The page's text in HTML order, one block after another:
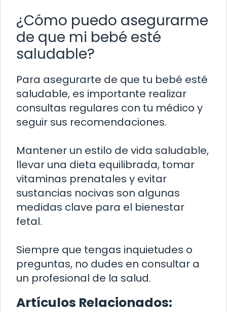
¿Cómo puedo asegurarme
de que mi bebé esté
saludable?
Para asegurarte de que tu bebé esté
saludable, es importante realizar
consultas regulares con tu médico y
seguir sus recomendaciones.
Mantener un estilo de vida saludable,
llevar una dieta equilibrada, tomar
vitaminas prenatales y evitar
sustancias nocivas son algunas
medidas clave para el bienestar
fetal.
Siempre que tengas inquietudes o
preguntas, no dudes en consultar a
un profesional de la salud.
Artículos Relacionados: